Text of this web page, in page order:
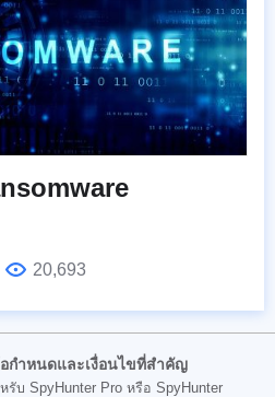
20,693
กำหนดและเงื่อนไขที่สำคัญ
บ SpyHunter Pro หรือ SpyHunter